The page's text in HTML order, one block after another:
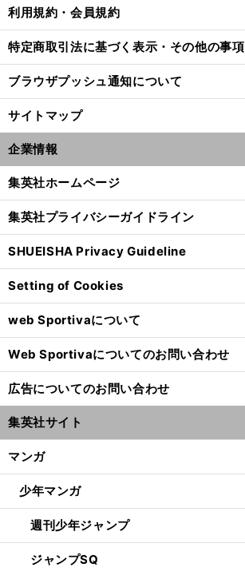
利用規約・会員規約
特定商取引法に基づく表示・その他の事項
ブラウザプッシュ通知について
サイトマップ
企業情報
集英社ホームページ
集英社プライバシーガイドライン
SHUEISHA Privacy Guideline
Setting of Cookies
web Sportivaについて
Web Sportivaについてのお問い合わせ
広告についてのお問い合わせ
集英社サイト
マンガ
少年マンガ
週刊少年ジャンプ
ジャンプSQ